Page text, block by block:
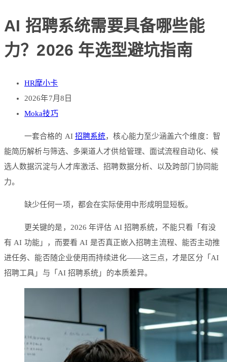
AI 招聘系统需要具备哪些能
力？2026 年选型避坑指南
HR摩小卡
2026年7月8日
Moka技巧
一套合格的 AI 招聘系统，核心能力至少涵盖六个维度：智
能简历解析与筛选、多渠道人才供给管理、面试流程自动化、候
选人数据沉淀与人才库激活、招聘数据分析、以及跨部门协同能
力。
缺少任何一项，都会在实际使用中形成明显短板。
更关键的是，2026 年评估 AI 招聘系统，不能只看「有没
有 AI 功能」，而要看 AI 是否真正嵌入招聘主流程、能否主动推
进任务、能否随企业使用而持续进化——这三点，才是区分「AI
招聘工具」与「AI 招聘系统」的本质差异。